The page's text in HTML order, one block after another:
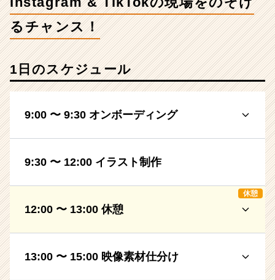
るチャンス！
1日のスケジュール
9:00 〜 9:30 オンボーディング
9:30 〜 12:00 イラスト制作
休憩
12:00 〜 13:00 休憩
13:00 〜 15:00 映像素材仕分け